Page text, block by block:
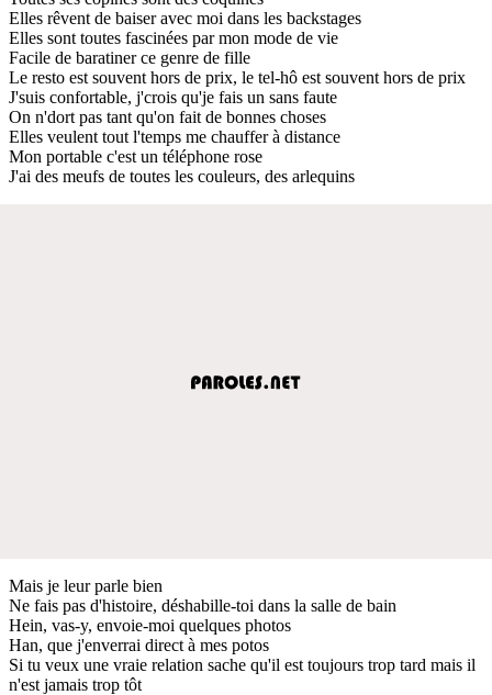
Elles rêvent de baiser avec moi dans les backstages
Elles sont toutes fascinées par mon mode de vie
Facile de baratiner ce genre de fille
Le resto est souvent hors de prix, le tel-hô est souvent hors de prix
J'suis confortable, j'crois qu'je fais un sans faute
On n'dort pas tant qu'on fait de bonnes choses
Elles veulent tout l'temps me chauffer à distance
Mon portable c'est un téléphone rose
J'ai des meufs de toutes les couleurs, des arlequins
Mais je leur parle bien
Ne fais pas d'histoire, déshabille-toi dans la salle de bain
Hein, vas-y, envoie-moi quelques photos
Han, que j'enverrai direct à mes potos
Si tu veux une vraie relation sache qu'il est toujours trop tard mais il
n'est jamais trop tôt